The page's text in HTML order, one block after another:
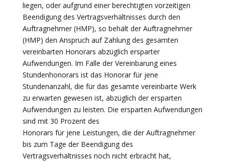
liegen, oder aufgrund einer berechtigten vorzeitigen
Beendigung des Vertragsverhältnisses durch den
Auftragnehmer (HMP), so behält der Auftragnehmer
(HMP) den Anspruch auf Zahlung des gesamten
vereinbarten Honorars abzüglich ersparter
Aufwendungen. Im Falle der Vereinbarung eines
Stundenhonorars ist das Honorar für jene
Stundenanzahl, die für das gesamte vereinbarte Werk
zu erwarten gewesen ist, abzüglich der ersparten
Aufwendungen zu leisten. Die ersparten Aufwendungen
sind mit 30 Prozent des
Honorars für jene Leistungen, die der Auftragnehmer
bis zum Tage der Beendigung des
Vertragsverhältnisses noch nicht erbracht hat,